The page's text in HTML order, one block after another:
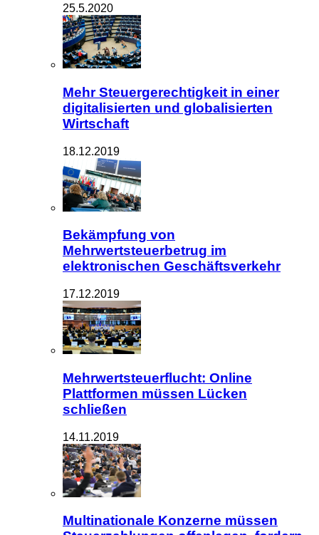
25.5.2020
Mehr Steuergerechtigkeit in einer
digitalisierten und globalisierten
Wirtschaft
18.12.2019
Bekämpfung von
Mehrwertsteuerbetrug im
elektronischen Geschäftsverkehr
17.12.2019
Mehrwertsteuerflucht: Online
Plattformen müssen Lücken
schließen
14.11.2019
Multinationale Konzerne müssen